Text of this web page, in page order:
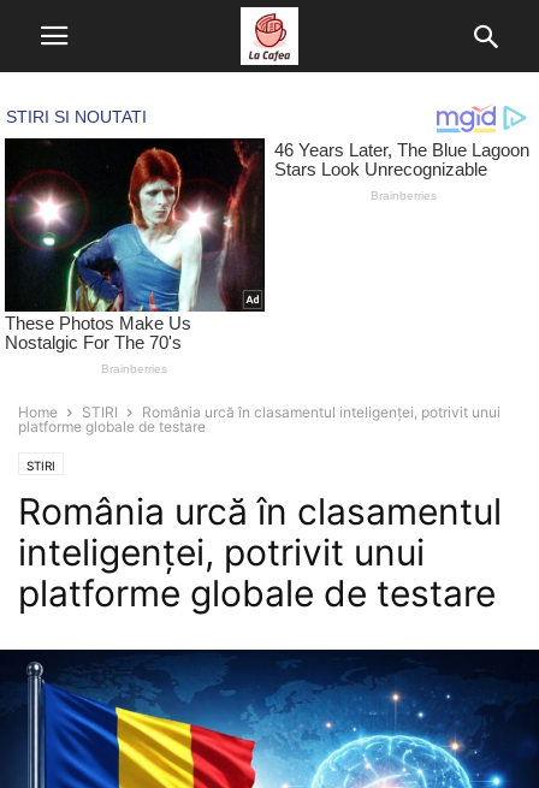
Home STIRI
România urcă în clasamentul inteligenței, potrivit unui
platforme globale de testare
STIRI
România urcă în clasamentul
inteligenței, potrivit unui
platforme globale de testare